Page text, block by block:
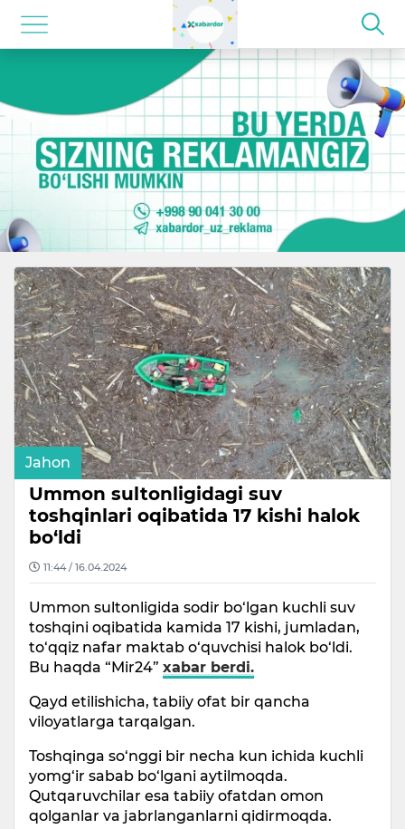
Jahon
Ummon sultonligidagi suv
toshqinlari oqibatida 17 kishi halok
bo‘ldi
11:44 / 16.04.2024
Ummon sultonligida sodir bo‘lgan kuchli suv
toshqini oqibatida kamida 17 kishi, jumladan,
to‘qqiz nafar maktab o‘quvchisi halok bo‘ldi.
Bu haqda “Mir24” xabar berdi.
Qayd etilishicha, tabiiy ofat bir qancha
viloyatlarga tarqalgan.
Toshqinga so‘nggi bir necha kun ichida kuchli
yomg‘ir sabab bo‘lgani aytilmoqda.
Qutqaruvchilar esa tabiiy ofatdan omon
qolganlar va jabrlanganlarni qidirmoqda.